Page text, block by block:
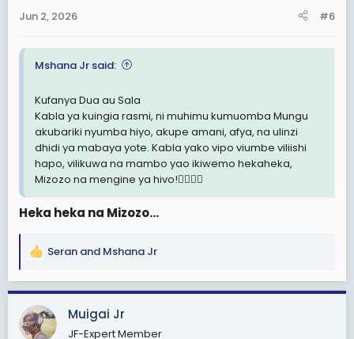
unayotamani yakutokee ktk maisha ya Makazi mapya!
haya, Nyumba, nipate Mke/Mume mwema nikiwa Hapa,
nipate Mtoto/Watoto wema... hii, Kaya hii...Lengo ni kuwa
Ni muhimu kuyajua haya MwanaJF
s
Jun 2, 2026 #6
Mshana Jr said:
Kufanya Dua au Sala
Kabla ya kuingia rasmi, ni muhimu kumuomba Mungu
akubariki nyumba hiyo, akupe amani, afya, na ulinzi
dhidi ya mabaya yote. Kabla yako vipo viumbe viliishi
hapo, vilikuwa na mambo yao ikiwemo hekaheka,
Mizozo na mengine ya hivo!👌🏿🙏🏿
Heka heka na Mizozo...
R
a
c
t
Seran and Mshana Jr
Muigai Jr
JF-Expert Member